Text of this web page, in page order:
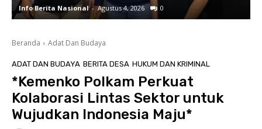
Info Berita Nasional - Agustus 4, 2026 0
Beranda Adat Dan Budaya
ADAT DAN BUDAYA BERITA DESA HUKUM DAN KRIMINAL
*Kemenko Polkam Perkuat
Kolaborasi Lintas Sektor untuk
Wujudkan Indonesia Maju*